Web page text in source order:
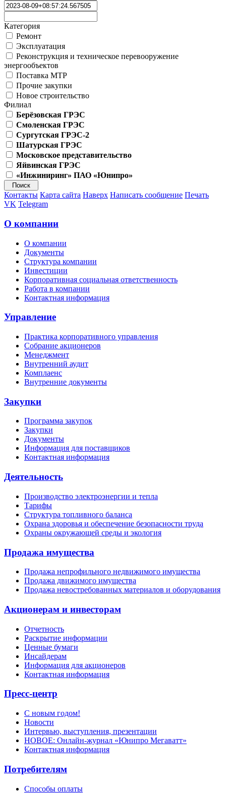
Категория
Ремонт
Эксплуатация
Реконструкция и техническое перевооружение
энергообъектов
Поставка МТР
Прочие закупки
Новое строительство
Филиал
Берёзовская ГРЭС
Смоленская ГРЭС
Сургутская ГРЭС-2
Шатурская ГРЭС
Московское представительство
Яйвинская ГРЭС
«Инжиниринг» ПАО «Юнипро»
Контакты Карта сайта Наверх Написать сообщение Печать
VK Telegram
О компании
О компании
Документы
Структура компании
Инвестиции
Корпоративная социальная ответственность
Работа в компании
Контактная информация
Управление
Практика корпоративного управления
Собрание акционеров
Менеджмент
Внутренний аудит
Комплаенс
Внутренние документы
Закупки
Программа закупок
Закупки
Документы
Информация для поставщиков
Контактная информация
Деятельность
Производство электроэнергии и тепла
Тарифы
Структура топливного баланса
Охрана здоровья и обеспечение безопасности труда
Охраны окружающей среды и экология
Продажа имущества
Продажа непрофильного недвижимого имущества
Продажа движимого имущества
Продажа невостребованных материалов и оборудования
Акционерам и инвесторам
Отчетность
Раскрытие информации
Ценные бумаги
Инсайдерам
Информация для акционеров
Контактная информация
Пресс-центр
С новым годом!
Новости
Интервью, выступления, презентации
НОВОЕ: Онлайн-журнал «Юнипро Мегаватт»
Контактная информация
Потребителям
Способы оплаты